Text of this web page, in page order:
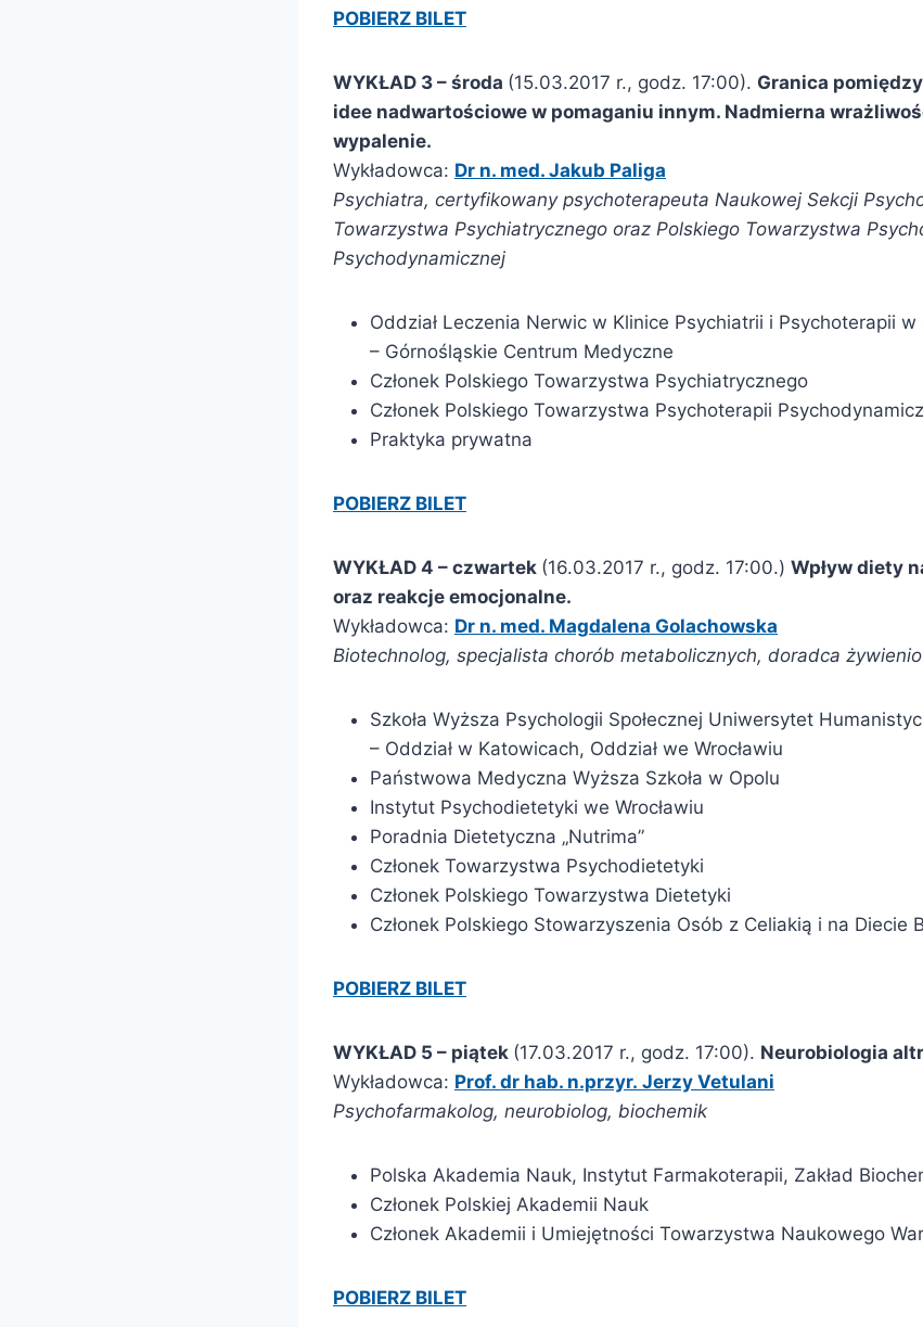
POBIERZ BILET
WYKŁAD 3 – środa (15.03.2017 r., godz. 17:00). Granica
idee nadwartościowe w pomaganiu innym. Nadmierna
wypalenie.
Wykładowca: Dr n. med. Jakub Paliga
Psychiatra, certyfikowany psychoterapeuta Naukowej Sekcji
Towarzystwa Psychiatrycznego oraz Polskiego Towarzystwa
Psychodynamicznej
Oddział Leczenia Nerwic w Klinice Psychiatrii i Psychoterapii
– Górnośląskie Centrum Medyczne
Członek Polskiego Towarzystwa Psychiatrycznego
Członek Polskiego Towarzystwa Psychoterapii
Praktyka prywatna
POBIERZ BILET
WYKŁAD 4 – czwartek (16.03.2017 r., godz. 17:00.) Wpływ diety
oraz reakcje emocjonalne.
Wykładowca: Dr n. med. Magdalena Golachowska
Biotechnolog, specjalista chorób metabolicznych, doradca
Szkoła Wyższa Psychologii Społecznej Uniwersytet
– Oddział w Katowicach, Oddział we Wrocławiu
Państwowa Medyczna Wyższa Szkoła w Opolu
Instytut Psychodietetyki we Wrocławiu
Poradnia Dietetyczna „Nutrima”
Członek Towarzystwa Psychodietetyki
Członek Polskiego Towarzystwa Dietetyki
Członek Polskiego Stowarzyszenia Osób z Celiakią i na Diecie
POBIERZ BILET
WYKŁAD 5 – piątek (17.03.2017 r., godz. 17:00). Neurobiologia
Wykładowca: Prof. dr hab. n.przyr. Jerzy Vetulani
Psychofarmakolog, neurobiolog, biochemik
Polska Akademia Nauk, Instytut Farmakoterapii, Zakład
Członek Polskiej Akademii Nauk
Członek Akademii i Umiejętności Towarzystwa Naukowego
POBIERZ BILET